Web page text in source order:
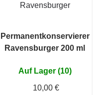
Ravensburger
Permanentkonservierer
Ravensburger 200 ml
Auf Lager (10)
10,00 €